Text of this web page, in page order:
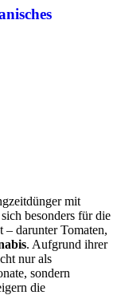
mit
besonders für die
– darunter Tomaten,
. Aufgrund ihrer
nur als
sondern
die